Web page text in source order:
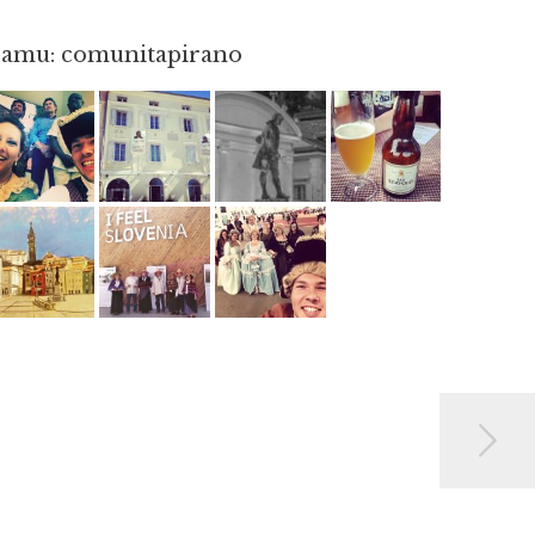
comunitapirano
Maj 23 Apr 3 Apr 18 Jun 3
Jun 12 Maj 2 Maj 15